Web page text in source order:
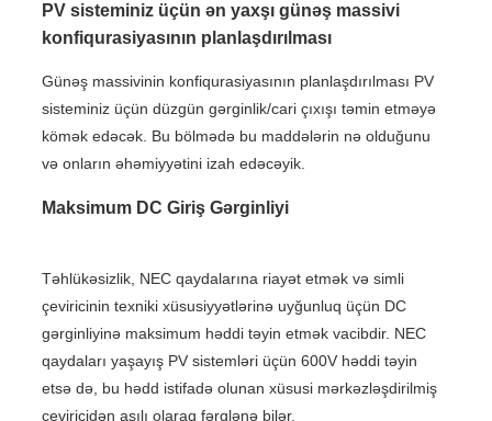
PV sisteminiz üçün ən yaxşı günəş massivi
konfiqurasiyasının planlaşdırılması
Günəş massivinin konfiqurasiyasının planlaşdırılması PV
sisteminiz üçün düzgün gərginlik/cari çıxışı təmin etməyə
kömək edəcək. Bu bölmədə bu maddələrin nə olduğunu
və onların əhəmiyyətini izah edəcəyik.
Maksimum DC Giriş Gərginliyi
Təhlükəsizlik, NEC qaydalarına riayət etmək və simli
çeviricinin texniki xüsusiyyətlərinə uyğunluq üçün DC
gərginliyinə maksimum həddi təyin etmək vacibdir. NEC
qaydaları yaşayış PV sistemləri üçün 600V həddi təyin
etsə də, bu hədd istifadə olunan xüsusi mərkəzləşdirilmiş
çeviricidən asılı olaraq fərqlənə bilər.